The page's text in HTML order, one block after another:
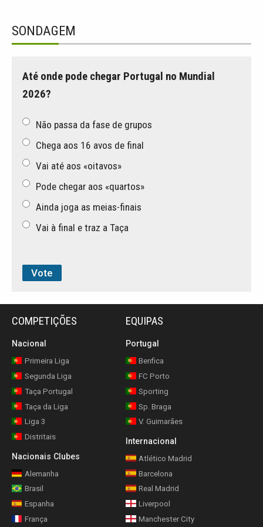
SONDAGEM
Até onde pode chegar Portugal no Mundial
2026?
Não passa da fase de grupos
Chega aos 16 avos de final
Vai até aos «oitavos»
Pode chegar aos «quartos»
Ainda joga as meias-finais
Vai à final e traz a Taça
COMPETIÇÕES
Nacional
Primeira Liga
Segunda Liga
Taça Portugal
Taça da Liga
Liga 3
Distritais
Nacionais Clubes
Alemanha
Brasil
Espanha
França
EQUIPAS
Portugal
Benfica
FC Porto
Sporting
Sp. Braga
V. Guimarães
Internacional
Atlético Madrid
Barcelona
Real Madrid
Liverpool
Manchester City